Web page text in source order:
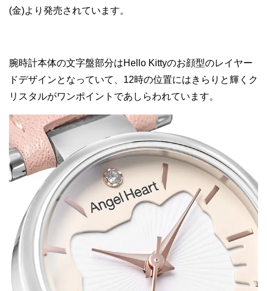
(金)より発売されています。
腕時計本体の文字盤部分はHello Kittyのお顔型のレイヤー
ドデザインとなっていて、12時の位置にはきらりと輝くク
リスタルがワンポイントであしらわれています。